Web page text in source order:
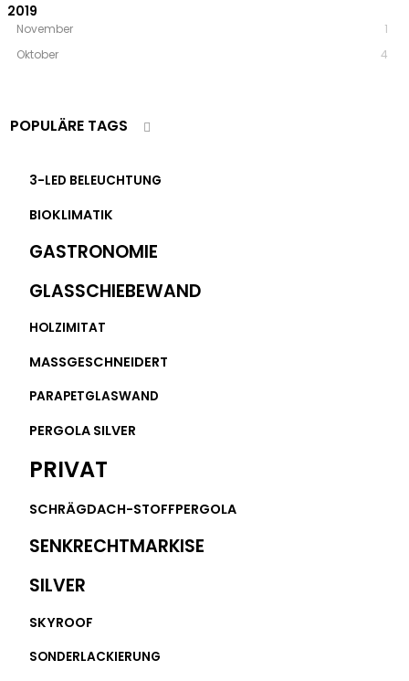
2019
November
1
Oktober
4
POPULÄRE TAGS
3-LED BELEUCHTUNG
BIOKLIMATIK
GASTRONOMIE
GLASSCHIEBEWAND
HOLZIMITAT
MASSGESCHNEIDERT
PARAPETGLASWAND
PERGOLA SILVER
PRIVAT
SCHRÄGDACH-STOFFPERGOLA
SENKRECHTMARKISE
SILVER
SKYROOF
SONDERLACKIERUNG